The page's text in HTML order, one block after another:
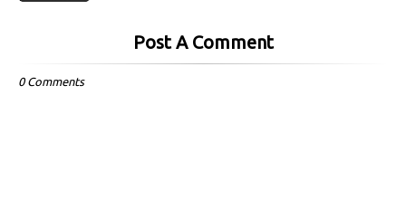
Post A Comment
0 Comments